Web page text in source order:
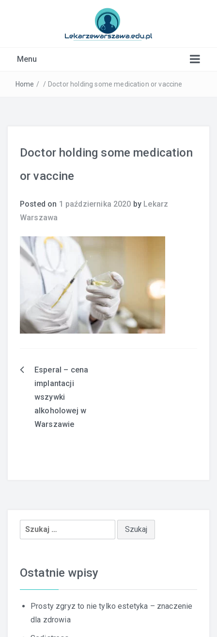
Menu
Home / / Doctor holding some medication or vaccine
Doctor holding some medication
or vaccine
Posted on 1 października 2020 by Lekarz
Warszawa
Nawigacja
Esperal – cena
implantacji
wszywki
alkoholowej w
Warszawie
Szukaj:
Ostatnie wpisy
Prosty zgryz to nie tylko estetyka – znaczenie
dla zdrowia